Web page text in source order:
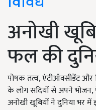
अनोखी
फल की
पोषक तत्व, एंटीऑक्सीडेंट और
के लोग सदियों से अपने
अनोखी खूबियों ने दुनिया भर में